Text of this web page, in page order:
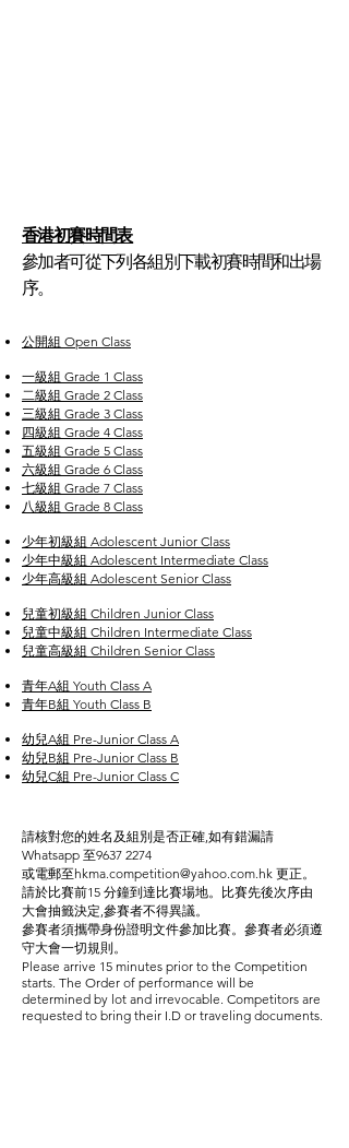
香港初賽時間表
參加者可從下列各組別下載初賽時間和出場
序。
公開組 Open Class
一級組 Grade 1 Class
二級組 Grade 2 Class
三級組 Grade 3 Class
四級組 Grade 4 Class
五級組 Grade 5 Class
六級組 Grade 6 Class
七級組 Grade 7 Class
八級組 Grade 8 Class
少年初級組 Adolescent Junior Class
少年中級組 Adolescent Intermediate Class
少年高級組 Adolescent Senior Class
兒童初級組 Children Junior Class
兒童中級組 Children Intermediate Class
兒童高級組 Children Senior Class
青年A組 Youth Class A
青年B組 Youth Class B
幼兒A組 Pre-Junior Class A
幼兒B組 Pre-Junior Class B
幼兒C組 Pre-Junior Class C
請核對您的姓名及組別是否正確,如有錯漏請
Whatsapp 至9637 2274
或電郵至hkma.competition@yahoo.com.hk 更正。
請於比賽前15 分鐘到達比賽場地。比賽先後次序由
大會抽籤決定,參賽者不得異議。
參賽者須攜帶身份證明文件參加比賽。參賽者必須遵
守大會一切規則。
Please arrive 15 minutes prior to the Competition
starts. The Order of performance will be
determined by lot and irrevocable. Competitors are
requested to bring their I.D or traveling documents.